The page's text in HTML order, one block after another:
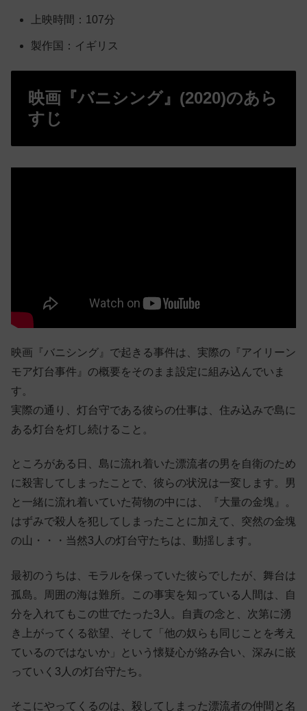
上映時間：107分
製作国：イギリス
映画『バニシング』(2020)のあら
すじ
映画『バニシング』で起きる事件は、実際の『アイリーン
モア灯台事件』の概要をそのまま設定に組み込んでいま
す。
実際の通り、灯台守である彼らの仕事は、住み込みで島に
ある灯台を灯し続けること。
ところがある日、島に流れ着いた漂流者の男を自衛のため
に殺害してしまったことで、彼らの状況は一変します。男
と一緒に流れ着いていた荷物の中には、『大量の金塊』。
はずみで殺人を犯してしまったことに加えて、突然の金塊
の山・・・当然3人の灯台守たちは、動揺します。
最初のうちは、モラルを保っていた彼らでしたが、舞台は
孤島。周囲の海は難所。この事実を知っている人間は、自
分を入れてもこの世でたった3人。自責の念と、次第に湧
き上がってくる欲望、そして「他の奴らも同じことを考え
ているのではないか」という懐疑心が絡み合い、深みに嵌
っていく3人の灯台守たち。
そこにやってくるのは、殺してしまった漂流者の仲間と名